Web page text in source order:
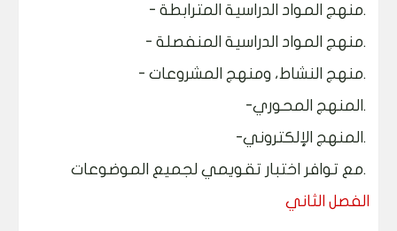
- منهج المواد الدراسية المترابطة.
- منهج المواد الدراسية المنفصلة.
- منهج النشاط، ومنهج المشروعات.
-المنهج المحوري.
-المنهج الإلكتروني.
مع توافر اختبار تقويمي لجميع الموضوعات.
لفصل الثاني